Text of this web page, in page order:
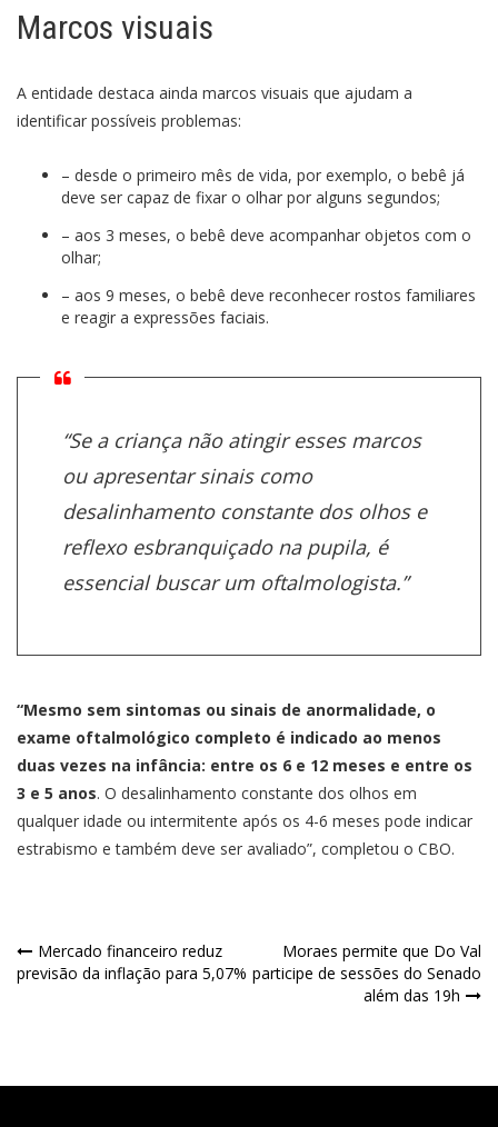
Marcos visuais
A entidade destaca ainda marcos visuais que ajudam a
identificar possíveis problemas:
– desde o primeiro mês de vida, por exemplo, o bebê já
deve ser capaz de fixar o olhar por alguns segundos;
– aos 3 meses, o bebê deve acompanhar objetos com o
olhar;
– aos 9 meses, o bebê deve reconhecer rostos familiares
e reagir a expressões faciais.
“Se a criança não atingir esses marcos
ou apresentar sinais como
desalinhamento constante dos olhos e
reflexo esbranquiçado na pupila, é
essencial buscar um oftalmologista.”
“Mesmo sem sintomas ou sinais de anormalidade, o
exame oftalmológico completo é indicado ao menos
duas vezes na infância: entre os 6 e 12 meses e entre os
3 e 5 anos. O desalinhamento constante dos olhos em
qualquer idade ou intermitente após os 4-6 meses pode indicar
estrabismo e também deve ser avaliado”, completou o CBO.
Mercado financeiro reduz
previsão da inflação para 5,07%
Moraes permite que Do Val
participe de sessões do Senado
além das 19h